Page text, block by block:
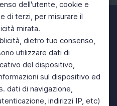
dell'utente, cookie e
di terzi, per misurare il
mirata.
dietro tuo consenso,
utilizzare dati di
del dispositivo,
sul dispositivo ed
dati di navigazione,
indirizzi IP, etc)